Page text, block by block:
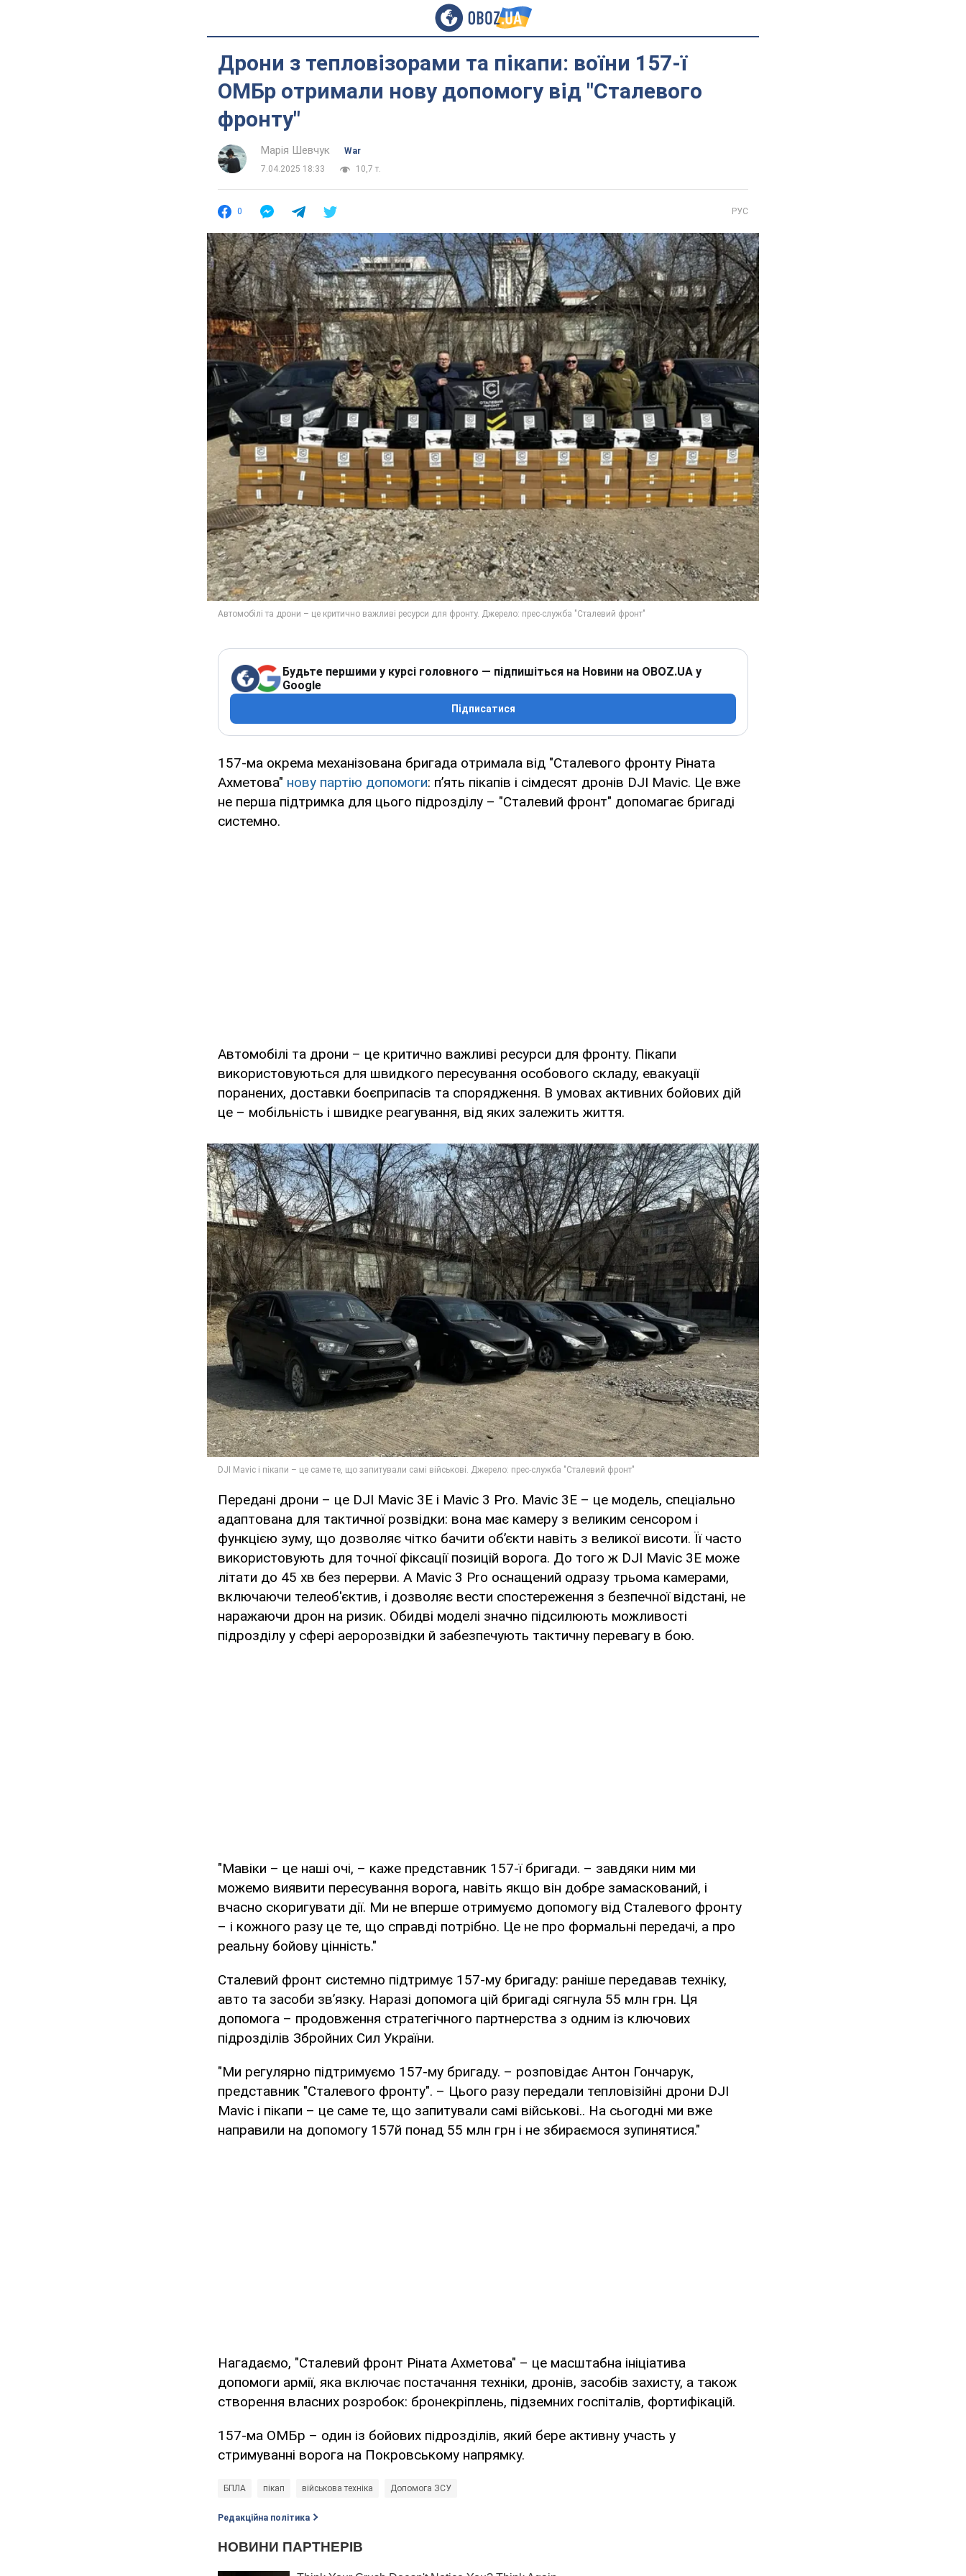
Дрони з тепловізорами та пікапи: воїни 157-ї
ОМБр отримали нову допомогу від "Сталевого
фронту"
Марія Шевчук
War
7.04.2025 18:33
10,7 т.
0 РУС
Будьте першими у курсі головного — підпишіться на Новини на OBOZ.UA у
Google
Підписатися
157-ма окрема механізована бригада отримала від "Сталевого фронту Ріната
Ахметова" нову партію допомоги: п’ять пікапів і сімдесят дронів DJI Mavic. Це вже
не перша підтримка для цього підрозділу – "Сталевий фронт" допомагає бригаді
системно.
Автомобілі та дрони – це критично важливі ресурси для фронту. Пікапи
використовуються для швидкого пересування особового складу, евакуації
поранених, доставки боєприпасів та спорядження. В умовах активних бойових дій
це – мобільність і швидке реагування, від яких залежить життя.
Передані дрони – це DJI Mavic 3E і Mavic 3 Pro. Mavic 3E – це модель, спеціально
адаптована для тактичної розвідки: вона має камеру з великим сенсором і
функцією зуму, що дозволяє чітко бачити об’єкти навіть з великої висоти. Її часто
використовують для точної фіксації позицій ворога. До того ж DJI Mavic 3E може
літати до 45 хв без перерви. А Mavic 3 Pro оснащений одразу трьома камерами,
включаючи телеоб'єктив, і дозволяє вести спостереження з безпечної відстані, не
наражаючи дрон на ризик. Обидві моделі значно підсилюють можливості
підрозділу у сфері аеророзвідки й забезпечують тактичну перевагу в бою.
"Мавіки – це наші очі, – каже представник 157-ї бригади. – завдяки ним ми
можемо виявити пересування ворога, навіть якщо він добре замаскований, і
вчасно скоригувати дії. Ми не вперше отримуємо допомогу від Сталевого фронту
– і кожного разу це те, що справді потрібно. Це не про формальні передачі, а про
реальну бойову цінність."
Сталевий фронт системно підтримує 157-му бригаду: раніше передавав техніку,
авто та засоби зв’язку. Наразі допомога цій бригаді сягнула 55 млн грн. Ця
допомога – продовження стратегічного партнерства з одним із ключових
підрозділів Збройних Сил України.
"Ми регулярно підтримуємо 157-му бригаду. – розповідає Антон Гончарук,
представник "Сталевого фронту". – Цього разу передали тепловізійні дрони DJI
Mavic і пікапи – це саме те, що запитували самі військові.. На сьогодні ми вже
направили на допомогу 157й понад 55 млн грн і не збираємося зупинятися."
Нагадаємо, "Сталевий фронт Ріната Ахметова" – це масштабна ініціатива
допомоги армії, яка включає постачання техніки, дронів, засобів захисту, а також
створення власних розробок: бронекріплень, підземних госпіталів, фортифікацій.
157-ма ОМБр – один із бойових підрозділів, який бере активну участь у
стримуванні ворога на Покровському напрямку.
БПЛА пікап військова техніка Допомога ЗСУ
Редакційна політика